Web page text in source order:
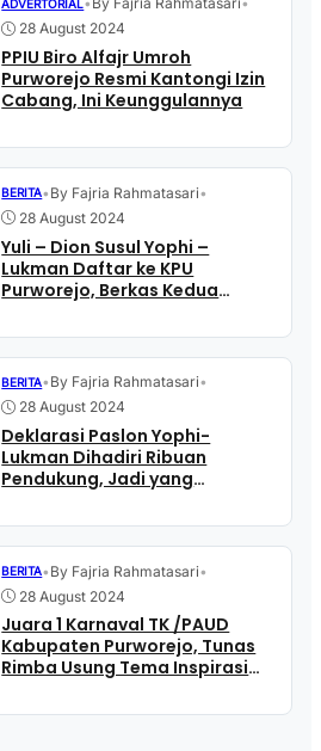
ADVERTORIAL
28 August 2024
PPIU Biro Alfajr Umroh
Purworejo Resmi Kantongi Izin
Cabang, Ini Keunggulannya
BERITA• By Fajria Rahmatasari•
28 August 2024
Yuli – Dion Susul Yophi –
Lukman Daftar ke KPU
Purworejo, Berkas Kedua
Dinyatakan Lengkap
BERITA• By Fajria Rahmatasari•
28 August 2024
Deklarasi Paslon Yophi-
Lukman Dihadiri Ribuan
Pendukung, Jadi yang
BERITA• By Fajria Rahmatasari•
28 August 2024
Juara 1 Karnaval TK /PAUD
Kabupaten Purworejo, Tunas
Rimba Usung Tema Inspirasi